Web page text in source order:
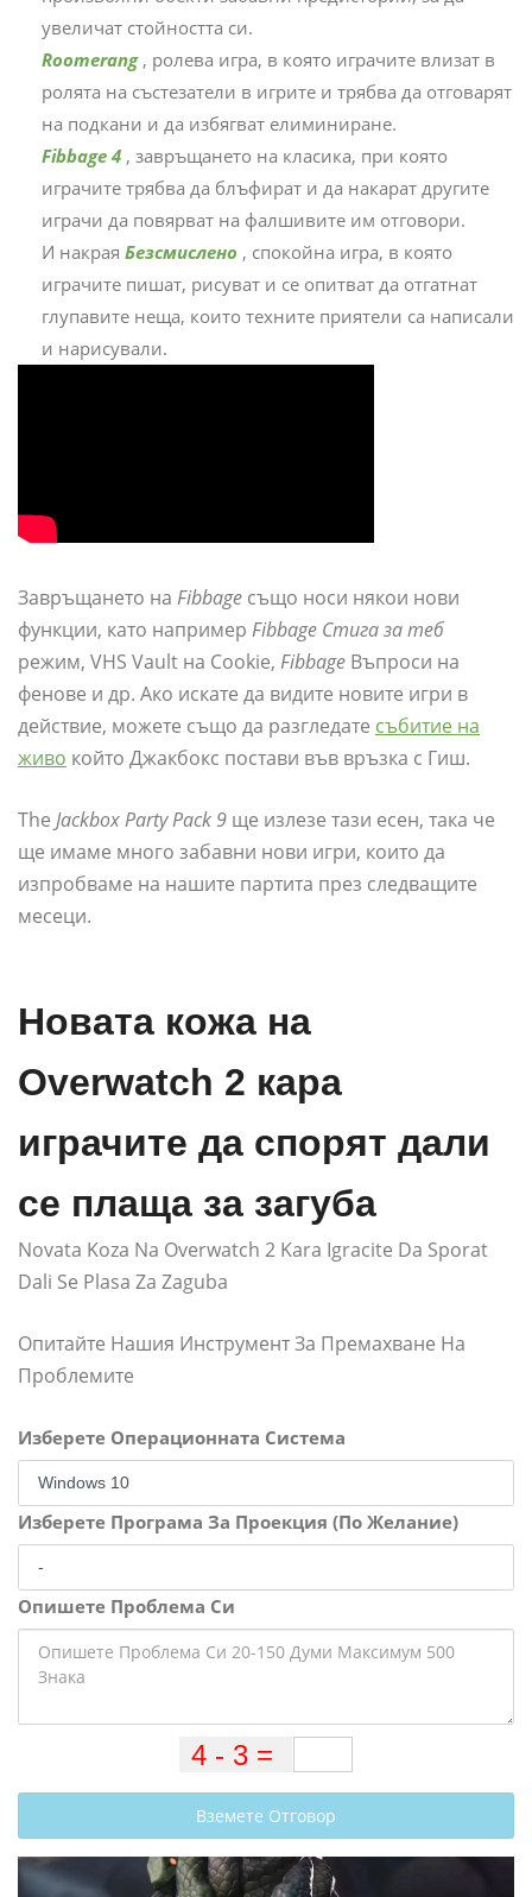
увеличат стойността си.
Roomerang , ролева игра, в която играчите влизат в
ролята на състезатели в игрите и трябва да отговарят
на подкани и да избягват елиминиране.
Fibbage 4 , завръщането на класика, при която
играчите трябва да блъфират и да накарат другите
играчи да повярват на фалшивите им отговори.
И накрая Безсмислено , спокойна игра, в която
играчите пишат, рисуват и се опитват да отгатнат
глупавите неща, които техните приятели са написали
и нарисували.
Завръщането на Fibbage също носи някои нови
функции, като например Fibbage Стига за теб
режим, VHS Vault на Cookie, Fibbage Въпроси на
фенове и др. Ако искате да видите новите игри в
действие, можете също да разгледате събитие на
живо който Джакбокс постави във връзка с Гиш.
The Jackbox Party Pack 9 ще излезе тази есен, така че
ще имаме много забавни нови игри, които да
изпробваме на нашите партита през следващите
месеци.
Новата кожа на
Overwatch 2 кара
играчите да спорят дали
се плаща за загуба
Novata Koza Na Overwatch 2 Kara Igracite Da Sporat
Dali Se Plasa Za Zaguba
Опитайте Нашия Инструмент За Премахване На
Проблемите
Изберете Операционната Система
Изберете Програма За Проекция (По Желание)
Опишете Проблема Си
Вземете Отговор